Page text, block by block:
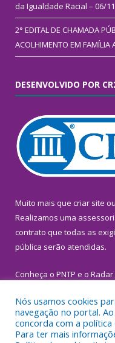
da Igualdade Racial – 06/
2° EDITAL DE CHAMADA
ACOLHIMENTO EM FAMÍLIA
DESENVOLVIDO POR
Muito mais que criar site ou
Realizamos uma
contrato que todas as
pública serão atendidas.
Conheça o PNTP e o
Todos os direitos
Nós usamos cookies
navegação no portal.
concorda com a
Para ter mais